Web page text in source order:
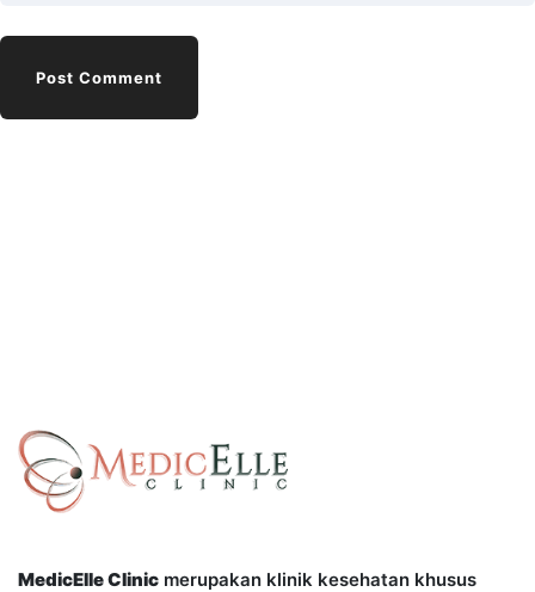
MedicElle Clinic merupakan klinik kesehatan khusus